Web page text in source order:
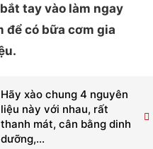
tay vào làm ngay
để có bữa cơm gia
Hãy xào chung 4 nguyên
liệu này với nhau, rất
thanh mát, cân bằng dinh
dưỡng,...